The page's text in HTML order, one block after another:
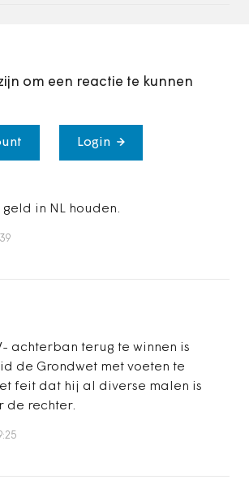
om een reactie te kunnen
Login
in NL houden.
achterban terug te winnen is
de Grondwet met voeten te
feit dat hij al diverse malen is
de rechter.